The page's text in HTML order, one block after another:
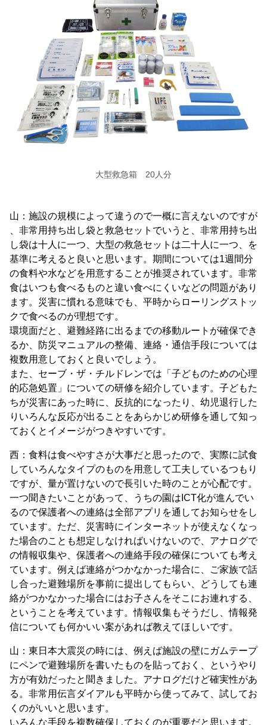
大型救急箱 20人分
山：施設の規模によって違うので一概に言えないのですが
、非常用持ち出し袋と救急セットでいうと、非常用持ち出
し袋は十人に一つ、大型の救急セットは二十人に一つ、を
基準に考えると良いと思います。期間については1週間分
の食料や水などを用意することが推奨されています。非常
食はいつも食べるものと違い食べにくいなどの問題があり
ます。災害に慣れる意味でも、平時からローリングストッ
クで食べるのが理想です。
環境面だと、避難経路に出るまでの移動ルートが確保でき
るか、防災マニュアルの整備、連絡・通信手段については
複数用意しておくと良いでしょう。
また、セーブ・ザ・チルドレンでは「子どものための心理
的応急処置」についての研修を紹介しています。子どもた
ちが災害にあった時に、反抗的になったり、幼児退行した
りいろんな反応が出ることをあらかじめ研修を通して知っ
ておくとイメージがつきやすいです。
西：食料は食べやすさが大事だと思ったので、実際に試食
していろんなタイプのものを用意して工夫しているつもり
ですが、量が置けないので長引いた時のことが心配です。
一つ聞きたいことがあって、うちの園はICT化が進んでい
るので保護者への連絡は全部アプリを通してお知らせをし
ています。ただ、災害時にインターネットが使えなくなっ
た場合のことも想定しなければいけないので、アナログで
の情報収集や、保護者への連絡手段の確保についても考え
ています。例えば連絡がつかなかった場合に、ご家族で話
し合った避難場所を事前に提出してもらい、どうしても連
絡がつかなかった場合にはお子さんをそこにお連れする、
ということを考えています。情報収集もそうだし、情報発
信についても何かいい案があれば教えてほしいです。
山：東日本大震災の時には、例えば施設の壁にガムテープ
にペンで避難場所を書いたものを貼っておく、というやり
方が有効だったと聞きました。アナログだけど確実性があ
る。非常用伝言ダイアルも平時から使ってみて、試してお
くのがいいと思います。
いろんな手段を複数確保しておくのが重要だと思います。